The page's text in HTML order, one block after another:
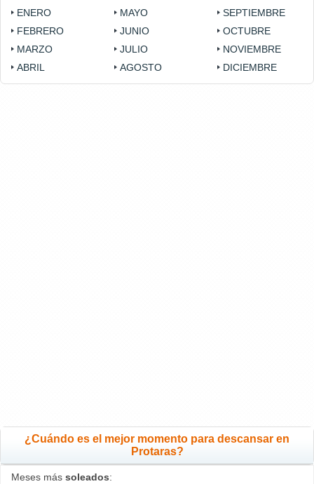
ENERO
FEBRERO
MARZO
ABRIL
MAYO
JUNIO
JULIO
AGOSTO
SEPTIEMBRE
OCTUBRE
NOVIEMBRE
DICIEMBRE
¿Cuándo es el mejor momento para descansar en
Protaras?
Meses más soleados: